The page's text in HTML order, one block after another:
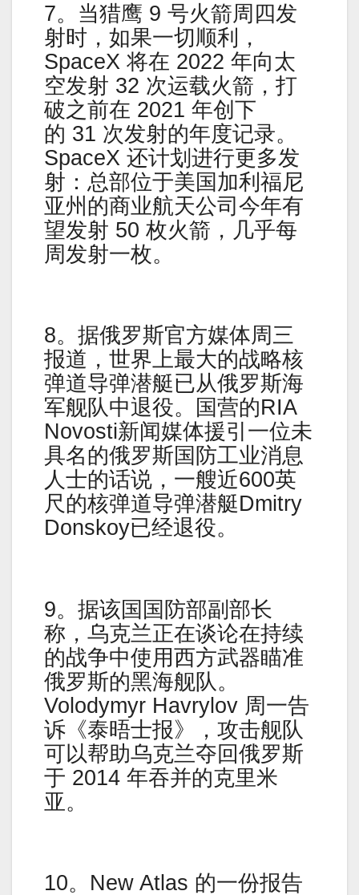
7。当猎鹰 9 号火箭周四发
射时，如果一切顺利，
SpaceX 将在 2022 年向太
空发射 32 次运载火箭，打
破之前在 2021 年创下
的 31 次发射的年度记录。
SpaceX 还计划进行更多发
射：总部位于美国加利福尼
亚州的商业航天公司今年有
望发射 50 枚火箭，几乎每
周发射一枚。
8。据俄罗斯官方媒体周三
报道，世界上最大的战略核
弹道导弹潜艇已从俄罗斯海
军舰队中退役。国营的RIA
Novosti新闻媒体援引一位未
具名的俄罗斯国防工业消息
人士的话说，一艘近600英
尺的核弹道导弹潜艇Dmitry
Donskoy已经退役。
9。据该国国防部副部长
称，乌克兰正在谈论在持续
的战争中使用西方武器瞄准
俄罗斯的黑海舰队。
Volodymyr Havrylov 周一告
诉《泰晤士报》，攻击舰队
可以帮助乌克兰夺回俄罗斯
于 2014 年吞并的克里米
亚。
10。New Atlas 的一份报告